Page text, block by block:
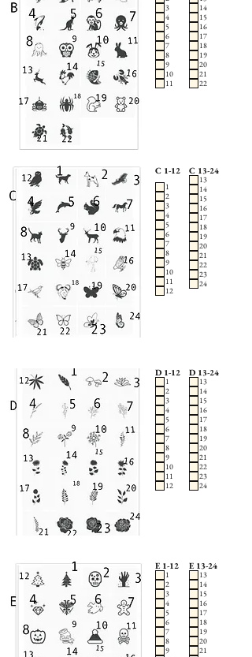
3
4
5
6
7
8
9
10
11
14
15
16
17
18
19
20
21
22
C 13-24
13
14
15
16
17
18
19
20
21
22
23
24
C 1-12
1
2
3
4
5
6
7
8
9
10
11
12
D 1-12
1
2
3
4
5
6
7
8
9
10
11
12
D 13-24
13
14
15
16
17
18
19
20
21
22
23
24
E 1-12
1
2
3
4
5
6
7
8
9
E 13-24
13
14
15
16
17
18
19
20
21